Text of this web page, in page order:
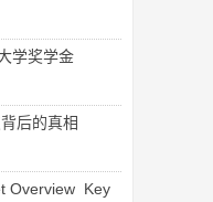
学奖学金
后的真相
 Key